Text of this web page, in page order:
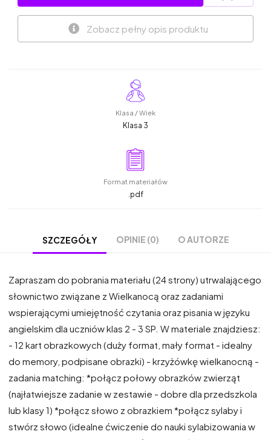
Zobacz pełny opis produktu
Klasa / Wiek
Klasa 3
Format materiałów
.pdf
SZCZEGÓŁY OPINIE (0) O AUTORZE
Zapraszam do pobrania materiału (24 strony) utrwalającego
słownictwo związane z Wielkanocą oraz zadaniami
wspierającymi umiejętność czytania oraz pisania w języku
angielskim dla uczniów klas 2 - 3 SP. W materiale znajdziesz:
- 12 kart obrazkowych (duży format, mały format - idealny
do memory, podpisane obrazki) - krzyżówkę wielkanocną -
zadania matching: *połącz połowy obrazków zwierząt
(najłatwiejsze zadanie w zestawie - dobre dla przedszkola
lub klasy 1) *połącz słowo z obrazkiem *połącz sylaby i
stwórz słowo (idealne ćwiczenie do nauki sylabizowania w